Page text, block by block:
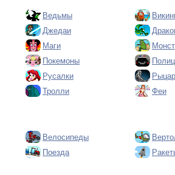
Ведьмы
Джедаи
Маги
Покемоны
Русалки
Тролли Феи
Велосипеды
Поезда